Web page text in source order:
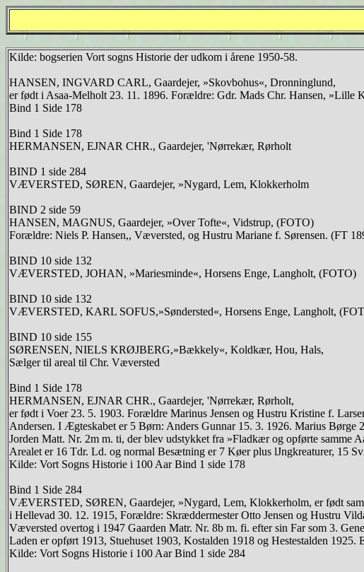
Kilde: bogserien Vort sogns Historie der udkom i årene 1950-58.
HANSEN, INGVARD CARL, Gaardejer, »Skovbohus«, Dronninglund,
er født i Asaa-Melholt 23. 11. 1896. Forældre: Gdr. Mads Chr. Hansen, »Lille
Bind 1 Side 178
Bind 1 Side 178
HERMANSEN, EJNAR CHR., Gaardejer, 'Nørrekær, Rørholt
BIND 1 side 284
VÆVERSTED, SØREN, Gaardejer, »Nygard, Lem, Klokkerholm
BIND 2 side 59
HANSEN, MAGNUS, Gaardejer, »Over Tofte«, Vidstrup, (FOTO)
Forældre: Niels P. Hansen,, Væversted, og Hustru Mariane f. Sørensen. (FT
BIND 10 side 132
VÆVERSTED, JOHAN, »Mariesminde«, Horsens Enge, Langholt, (FOTO)
BIND 10 side 132
VÆVERSTED, KARL SOFUS,»Søndersted«, Horsens Enge, Langholt,
BIND 10 side 155
SØRENSEN, NIELS KRØJBERG,»Bækkely«, Koldkær, Hou, Hals,
Sælger til areal til Chr. Væversted
Bind 1 Side 178
HERMANSEN, EJNAR CHR., Gaardejer, 'Nørrekær, Rørholt,
er født i Voer 23. 5. 1903. Forældre Marinus Jensen og Hustru Kristine f.
Andersen. I Ægteskabet er 5 Børn: Anders Gunnar 15. 3. 1926. Marius
Jorden Matt. Nr. 2m m. ti, der blev udstykket fra »Fladkær og opførte samme
Arealet er 16 Tdr. Ld. og normal Besætning er 7 Køer plus lJngkreaturer, 15
Kilde: Vort Sogns Historie i 100 Aar Bind 1 side 178
Bind 1 Side 284
VÆVERSTED, SØREN, Gaardejer, »Nygard, Lem, Klokkerholm, er født
i Hellevad 30. 12. 1915, Forældre: Skræddermester Otto Jensen og Hustru
Væversted overtog i 1947 Gaarden Matr. Nr. 8b m. fi. efter sin Far som 3.
Laden er opført 1913, Stuehuset 1903, Kostalden 1918 og Hestestalden
Kilde: Vort Sogns Historie i 100 Aar Bind 1 side 284